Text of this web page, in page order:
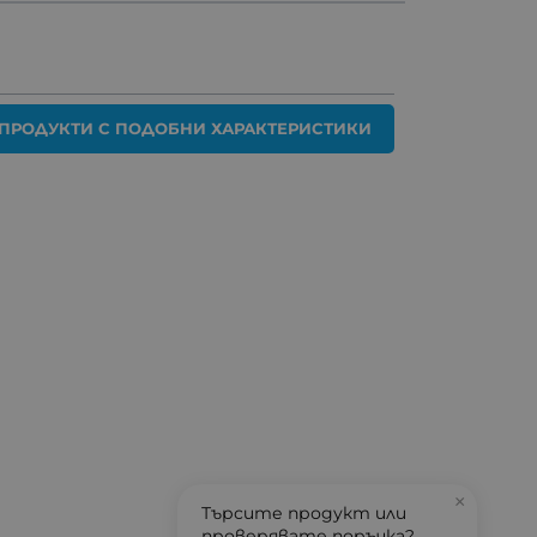
ПРОДУКТИ С ПОДОБНИ ХАРАКТЕРИСТИКИ
×
Търсите продукт или